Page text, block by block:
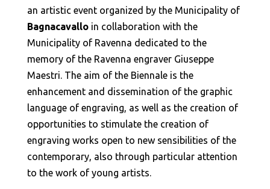
an artistic event organized by the Municipality of
Bagnacavalloin collaboration with the
Municipality of Ravenna dedicated to the
memory of the Ravenna engraver Giuseppe
Maestri. The aim of the Biennale is the
enhancement and dissemination of the graphic
language of engraving, as well as the creation of
opportunities to stimulate the creation of
engraving works open to new sensibilities of the
contemporary, also through particular attention
to the work of young artists.